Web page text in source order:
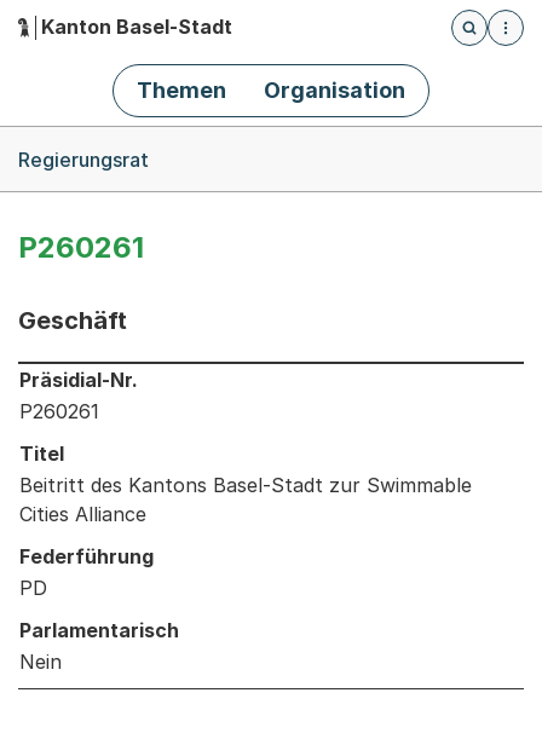
Hauptnavigation
Kanton Basel-Stadt
Öffnet
Themen Organisation
Regierungsrat
P260261
Geschäft
Informationen zum Ausgewählten Geschäft
Präsidial-Nr.
P260261
Titel
Beitritt des Kantons Basel-Stadt zur Swimmable
Cities Alliance
Federführung
PD
Parlamentarisch
Nein